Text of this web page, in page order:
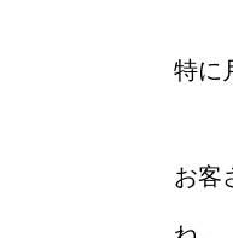
特に
お客